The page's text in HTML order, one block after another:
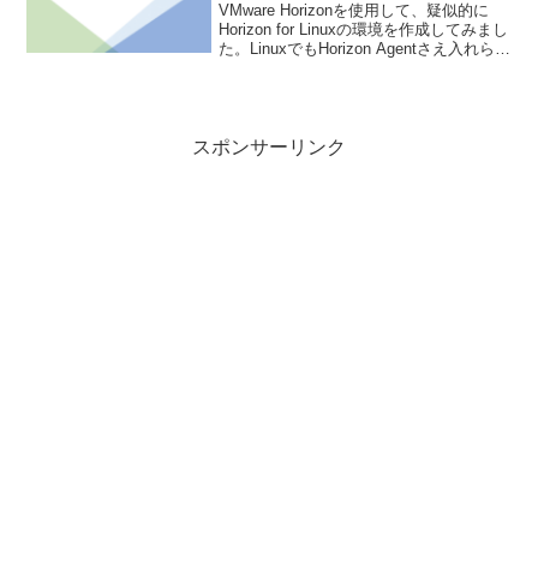
VMware Horizonを使用して、疑似的に
Horizon for Linuxの環境を作成してみまし
た。LinuxでもHorizon Agentさえ入れられ
スポンサーリンク